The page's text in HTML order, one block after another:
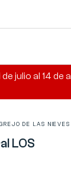
julio al 14 de
DE LAS
LOS